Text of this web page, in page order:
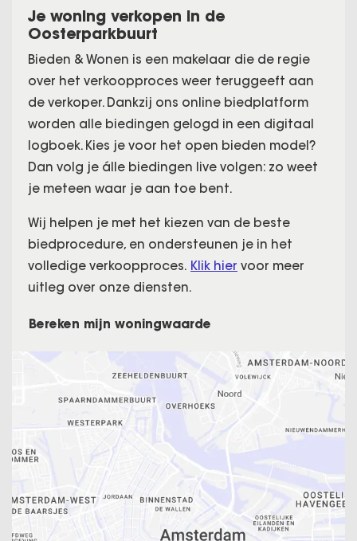
Je woning verkopen in de
Oosterparkbuurt
Bieden & Wonen is een makelaar die de regie
over het verkoopproces weer teruggeeft aan
de verkoper. Dankzij ons online biedplatform
worden alle biedingen gelogd in een digitaal
logboek. Kies je voor het open bieden model?
Dan volg je álle biedingen live volgen: zo weet
je meteen waar je aan toe bent.
Wij helpen je met het kiezen van de beste
biedprocedure, en ondersteunen je in het
volledige verkoopproces. Klik hier voor meer
uitleg over onze diensten.
Bereken mijn woningwaarde